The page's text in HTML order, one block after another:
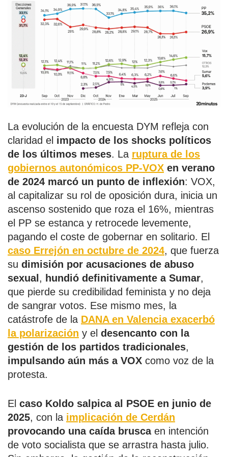
La evolución de la encuesta DYM refleja con
claridad el impacto de los shocks políticos
de los últimos meses. La ruptura de los
gobiernos autonómicos PP-VOX en verano
de 2024 marcó un punto de inflexión: VOX,
al capitalizar su rol de oposición dura, inicia un
ascenso sostenido que roza el 16%, mientras
el PP se estanca y retrocede levemente,
pagando el coste de gobernar en solitario. El
caso Errejón en octubre de 2024, que fuerza
su dimisión por acusaciones de abuso
sexual , hundió definitivamente a Sumar,
que pierde su credibilidad feminista y no deja
de sangrar votos. Ese mismo mes, la
catástrofe de la DANA en Valencia exacerbó
la polarización y el desencanto con la
gestión de los partidos tradicionales,
impulsando aún más a VOX como voz de la
protesta.
El caso Koldo salpica al PSOE en junio de
2025, con la implicación de Cerdán
provocando una caída brusca en intención
de voto socialista que se arrastra hasta julio.